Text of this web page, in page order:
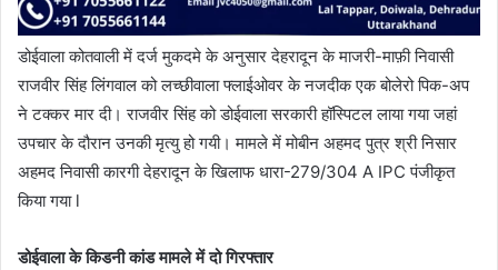
डोईवाला कोतवाली में दर्ज मुकदमे के अनुसार देहरादून के माजरी-माफ़ी निवासी
राजवीर सिंह लिंगवाल को लच्छीवाला फ्लाईओवर के नजदीक एक बोलेरो पिक-अप
ने टक्कर मार दी। राजवीर सिंह को डोईवाला सरकारी हॉस्पिटल लाया गया जहां
उपचार के दौरान उनकी मृत्यु हो गयी। मामले में मोबीन अहमद पुत्र श्री निसार
अहमद निवासी कारगी देहरादून के खिलाफ धारा-279/304 A IPC पंजीकृत
किया गया l
डोईवाला के किडनी कांड मामले में दो गिरफ्तार